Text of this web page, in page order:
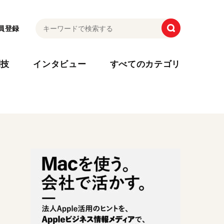
登録
インタビュー すべてのカテゴリ